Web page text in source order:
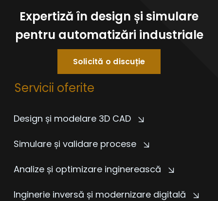
Expertiză în design și simulare
pentru automatizări industriale
Solicită o discuție
Servicii oferite
Design și modelare 3D CAD
Simulare și validare procese
Analize și optimizare inginerească
Inginerie inversă și modernizare digitală